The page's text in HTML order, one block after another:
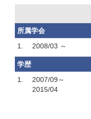
所属学会
1.
2008/03 ～
学歴
1.
2007/09～
2015/04